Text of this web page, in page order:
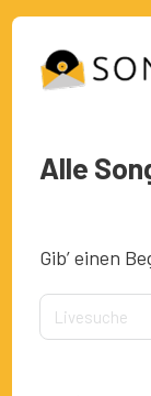
Alle
Gib’ einen